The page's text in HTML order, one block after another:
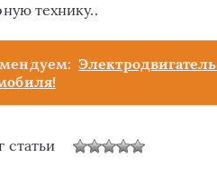
технику..
статьи